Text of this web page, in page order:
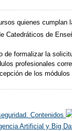
quienes cumplan
Catedráticos de
formalizar la
profesionales
de los
Contenidos
Artificial y Big